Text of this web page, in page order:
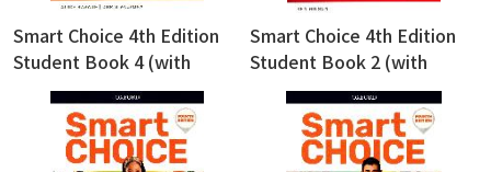
Smart Choice 4th Edition
Student Book 4 (with
Online Practice) (密碼銀漆
一經刮開，恕不退換)
Smart Choice 4th Edition
Student Book 2 (with
Online Practice) (密碼銀漆
一經刮開，恕不退換)